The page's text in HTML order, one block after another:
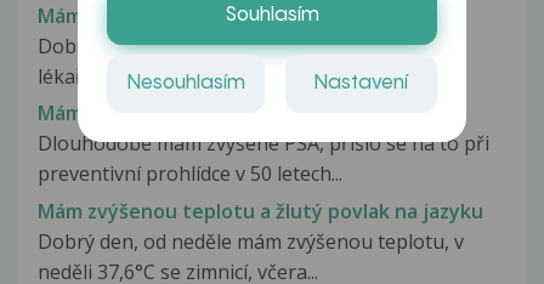
Mám zvýšené číslo na výskyt papilomaviru
Dobrý den, dnes jsem dostala zprávu od svého
lékaře, že mám zvýšené číslo na...
Mám zvýšené PSA
Dlouhodobě mám zvýšené PSA, přišlo se na to při
preventivní prohlídce v 50 letech...
Mám zvýšenou teplotu a žlutý povlak na jazyku
Dobrý den, od neděle mám zvýšenou teplotu, v
neděli 37,6°C se zimnicí, včera...
Souhlasím
Nesouhlasím Nastavení